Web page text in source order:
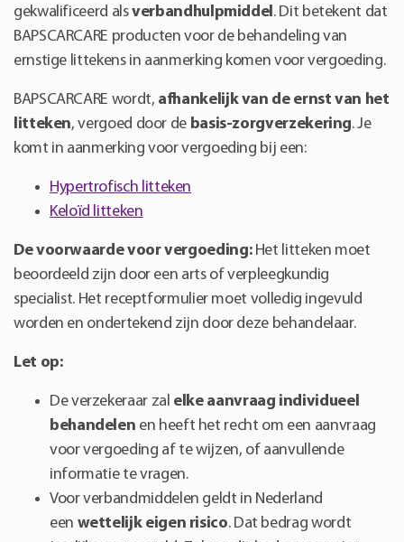
gekwalificeerd alsverbandhulpmiddel. Dit betekent dat
BAPSCARCARE producten voor de behandeling van
ernstige littekens in aanmerking komen voor vergoeding.
BAPSCARCARE wordt, afhankelijk van de ernst van het
litteken, vergoed door de basis-zorgverzekering. Je
komt in aanmerking voor vergoeding bij een:
Hypertrofisch litteken
Keloïd litteken
De voorwaarde voor vergoeding: Het litteken moet
beoordeeld zijn door een arts of verpleegkundig
specialist. Het receptformulier moet volledig ingevuld
worden en ondertekend zijn door deze behandelaar.
Let op:
De verzekeraar zal elke aanvraag individueel
behandelen en heeft het recht om een aanvraag
voor vergoeding af te wijzen, of aanvullende
informatie te vragen.
Voor verbandmiddelen geldt in Nederland
een wettelijk eigen risico. Dat bedrag wordt